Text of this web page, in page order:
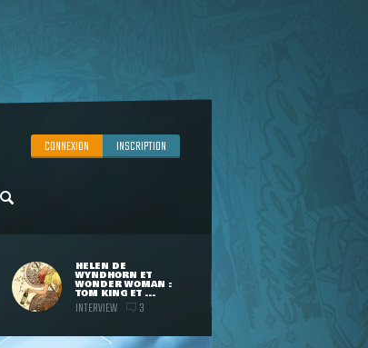
CONNEXION INSCRIPTION
HELEN DE
WYNDHORN ET
WONDER WOMAN :
TOM KING ET ...
INTERVIEW 3